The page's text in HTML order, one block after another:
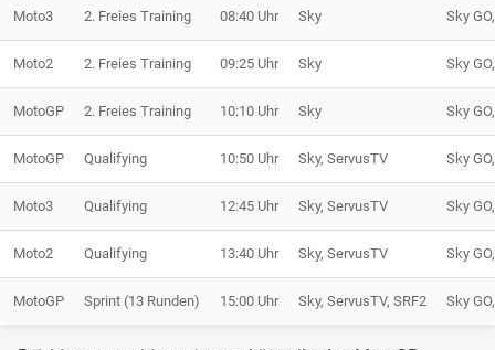
Moto3 2. Freies Training 08:40 Uhr Sky Sky
Moto2 2. Freies Training 09:25 Uhr Sky Sky
MotoGP 2. Freies Training 10:10 Uhr Sky Sky
MotoGP Qualifying 10:50 Uhr Sky, ServusTV Sky
Moto3 Qualifying 12:45 Uhr Sky, ServusTV Sky
Moto2 Qualifying 13:40 Uhr Sky, ServusTV Sky
MotoGP Sprint (13 Runden) 15:00 Uhr Sky, ServusTV, SRF2 Sky